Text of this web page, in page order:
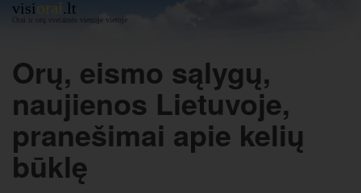
visiorai.lt
Orai ir orų svetainės vienoje vietoje
Orų, eismo sąlygų,
naujienos Lietuvoje,
pranešimai apie kelių
būklę